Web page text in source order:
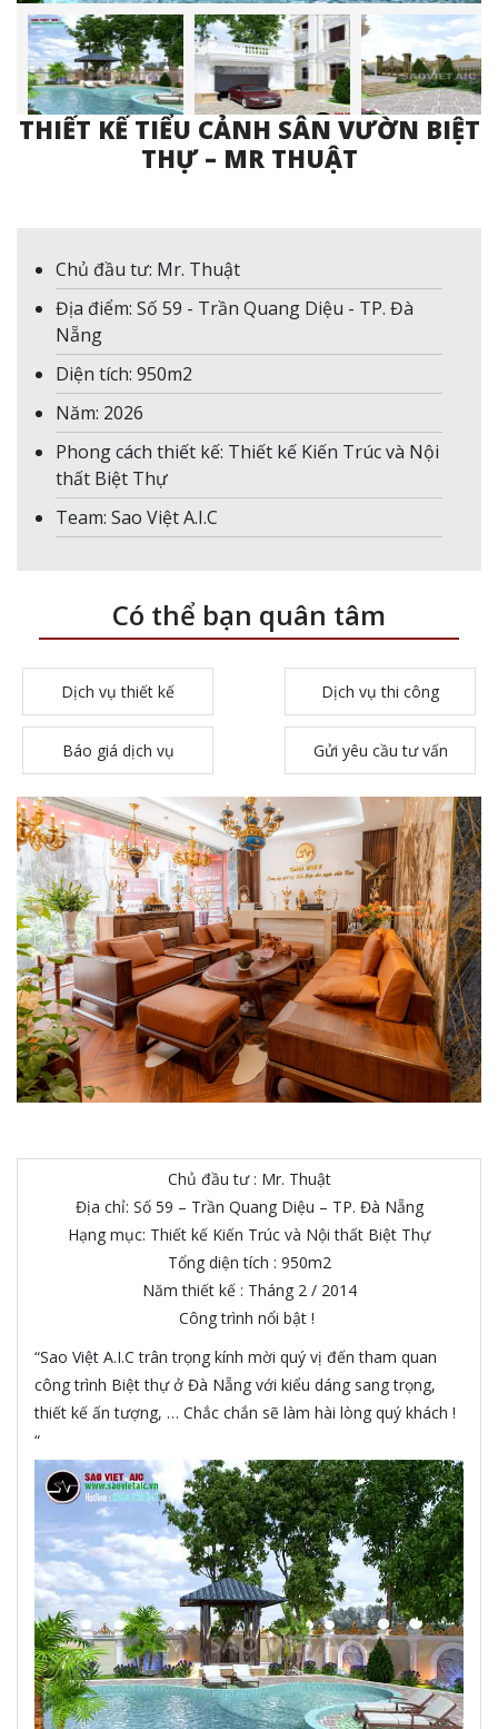
THIẾT KẾ TIỂU CẢNH SÂN VƯỜN BIỆT
THỰ – MR THUẬT
Chủ đầu tư: Mr. Thuật
Địa điểm: Số 59 - Trần Quang Diệu - TP. Đà
Nẵng
Diện tích: 950m2
Năm: 2026
Phong cách thiết kế: Thiết kế Kiến Trúc và Nội
thất Biệt Thự
Team: Sao Việt A.I.C
Có thể bạn quân tâm
Dịch vụ thiết kế Dịch vụ thi công
Báo giá dịch vụ Gửi yêu cầu tư vấn
Chủ đầu tư : Mr. Thuật
Địa chỉ: Số 59 – Trần Quang Diệu – TP. Đà Nẵng
Hạng mục: Thiết kế Kiến Trúc và Nội thất Biệt Thự
Tổng diện tích : 950m2
Năm thiết kế : Tháng 2 / 2014
Công trình nổi bật !
“Sao Việt A.I.C trân trọng kính mời quý vị đến tham quan
công trình Biệt thự ở Đà Nẵng với kiểu dáng sang trọng,
thiết kế ấn tượng, … Chắc chắn sẽ làm hài lòng quý khách !
“